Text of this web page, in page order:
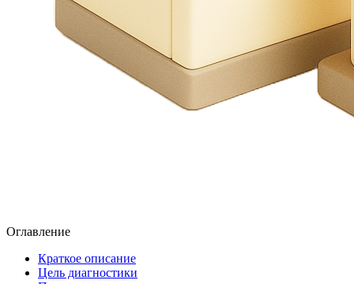
Оглавление
Краткое описание
Цель диагностики